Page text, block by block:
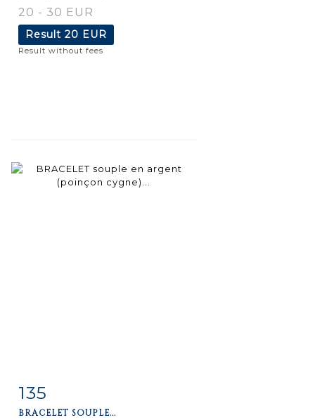
20 - 30 EUR
Result 20 EUR
Result without fees
Item detail
135
BRACELET SOUPLE...